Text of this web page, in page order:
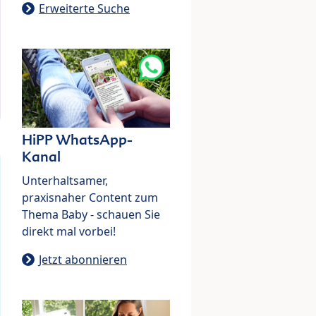
Erweiterte Suche
HiPP WhatsApp-
Kanal
Unterhaltsamer,
praxisnaher Content zum
Thema Baby - schauen Sie
direkt mal vorbei!
Jetzt abonnieren